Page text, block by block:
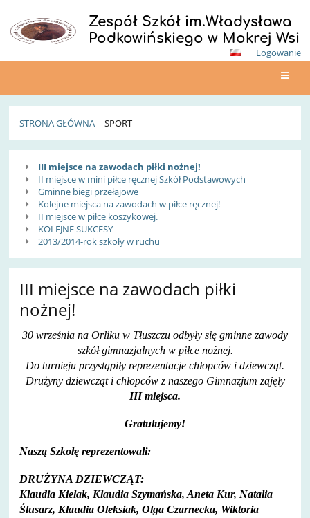
Zespół Szkół im.Władysława
Podkowińskiego w Mokrej Wsi
Logowanie
STRONA GŁÓWNA SPORT
SportIII miejsce na zawodach piłki nożnej!
II miejsce w mini piłce ręcznej Szkół Podstawowych
Gminne biegi przełajowe
Kolejne miejsca na zawodach w piłce ręcznej!
II miejsce w piłce koszykowej.
KOLEJNE SUKCESY
2013/2014-rok szkoły w ruchu
III miejsce na zawodach piłki
nożnej!
30 września na Orliku w Tłuszczu odbyły się gminne zawody
szkół gimnazjalnych w piłce nożnej.
Do turnieju przystąpiły reprezentacje chłopców i dziewcząt.
Drużyny dziewcząt i chłopców z naszego Gimnazjum zajęły
III miejsca.
Gratulujemy!
Naszą Szkołę reprezentowali:
DRUŻYNA DZIEWCZĄT:
Klaudia Kielak, Klaudia Szymańska, Aneta Kur, Natalia
Ślusarz, Klaudia Oleksiak, Olga Czarnecka, Wiktoria